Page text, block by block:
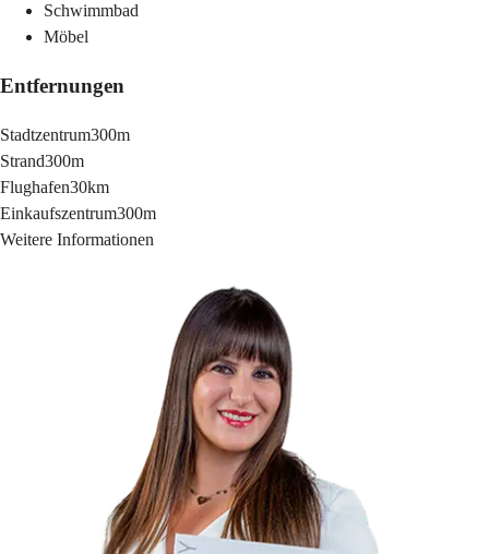
Schwimmbad
Möbel
Entfernungen
Stadtzentrum300m
Strand300m
Flughafen30km
Einkaufszentrum300m
Weitere Informationen